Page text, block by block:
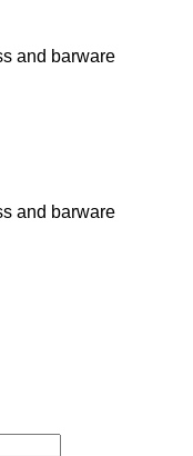
and barware
and barware